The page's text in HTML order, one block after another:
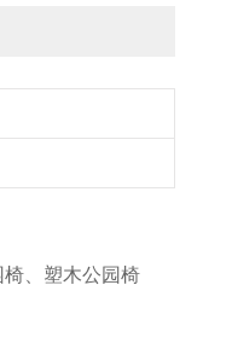
椅、塑木公园椅